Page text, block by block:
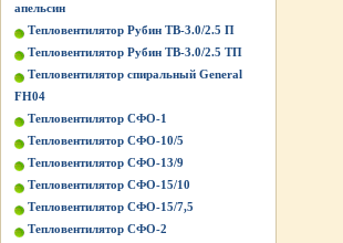
апельсин
Тепловентилятор Рубин ТВ-3.0/2.5 П
Тепловентилятор Рубин ТВ-3.0/2.5 ТП
Тепловентилятор спиральный General
FH04
Тепловентилятор СФО-1
Тепловентилятор СФО-10/5
Тепловентилятор СФО-13/9
Тепловентилятор СФО-15/10
Тепловентилятор СФО-15/7,5
Тепловентилятор СФО-2